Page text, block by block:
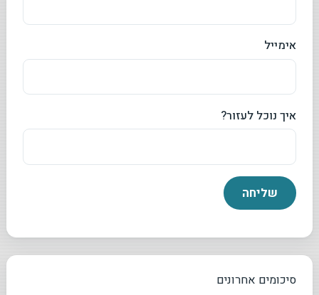
אימייל
איך נוכל לעזור?
סיכומים אחרונים